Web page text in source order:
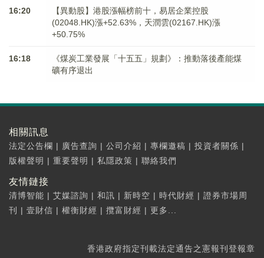
16:20
【異動股】港股漲幅榜前十，易居企業控股
(02048.HK)漲+52.63%，天潤雲(02167.HK)漲
+50.75%
16:18
《煤炭工業發展「十五五」規劃》：推動落後產能煤
礦有序退出
相關訊息
法定公告欄 | 廣告查詢 | 公司介紹 | 專欄邀稿 | 投資者關係 |
版權聲明 | 重要聲明 | 私隱政策 | 聯絡我們
友情鏈接
清博智能 | 艾媒諮詢 | 和訊 | 新時空 | 時代財經 | 證券市場周
刊
| 壹財信 | 權衡財經 | 攬富財經 | 更多...
香港政府指定刊載法定通告之憲報刊登報章